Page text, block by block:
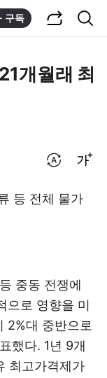
구독
개월래 최
등 전체 물가
중동 전쟁에
으로 영향을 미
2%대 중반으로
했다. 1년 9개
최고가격제가